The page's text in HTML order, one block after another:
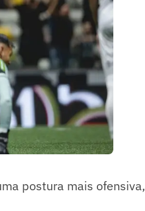
postura mais ofensiva,